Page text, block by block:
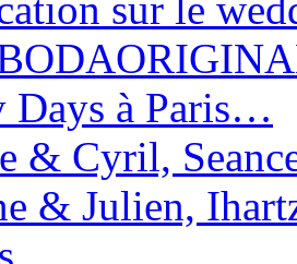
Days à Paris…
& Cyril,
& Julien,